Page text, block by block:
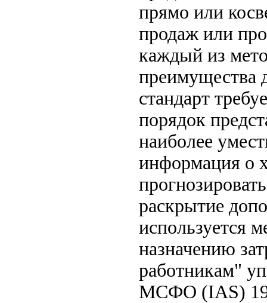
прямо или
продаж или
каждый из
преимущества
стандарт
порядок
наиболее
информация о
раскрытие
используется
назначению
работникам"
МСФО (IAS)